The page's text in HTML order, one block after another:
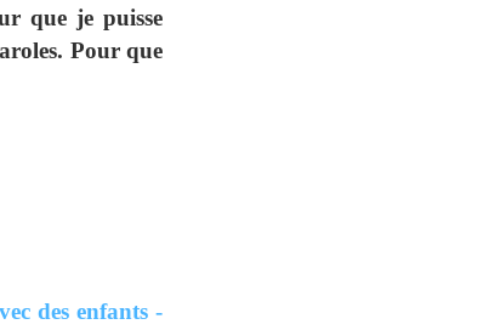
que je puisse
Pour que
des enfants -